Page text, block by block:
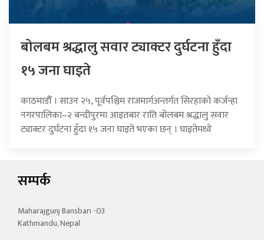
बोलबम श्रद्धालु सवार ट्याक्टर दुर्घटना हुँदा
१५ जना घाइते
काठमाडौँ । साउन २५, पूर्वपश्चिम राजमार्गअन्तर्गत सिरहाको कर्जन्हा
नगरपालिका–२ बन्दीपुरमा आइतबार राति बोलबम श्रद्धालु सवार
ट्याक्टर दुर्घटना हुँदा १५ जना घाइते भएका छन् । घाइतेमध्ये
सम्पर्क
Maharajgunj Bansbari -03
Kathmandu, Nepal